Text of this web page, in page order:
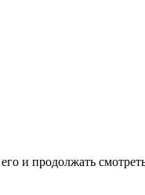
и продолжать